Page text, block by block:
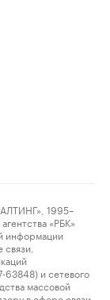
1995–
«РБК»
информации
и сетевого
массовой